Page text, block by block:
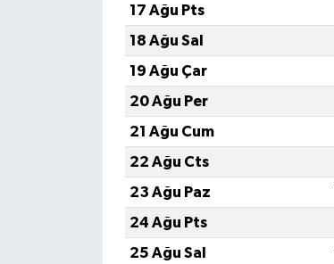
17 Ağu Pts
18 Ağu Sal
19 Ağu Çar
20 Ağu Per
21 Ağu Cum
22 Ağu Cts
23 Ağu Paz
24 Ağu Pts
25 Ağu Sal